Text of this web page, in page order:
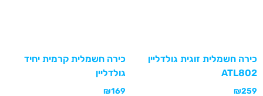
כירה חשמלית זוגית גולדליין
ATL802
₪259
כירה חשמלית קרמית יחיד
גולדליין
₪169